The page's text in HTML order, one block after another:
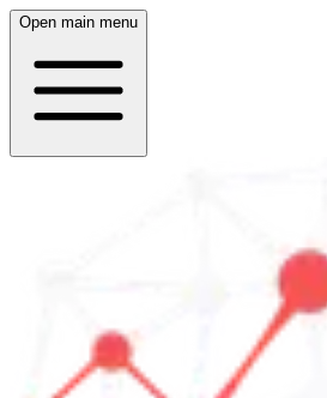
Open main menu